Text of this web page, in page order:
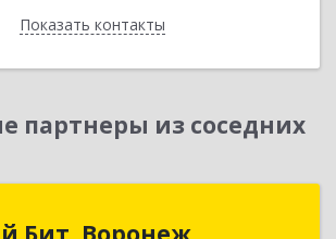
Показать контакты
Назад
партнеры из соседних
1С:Первый Бит, Воронеж